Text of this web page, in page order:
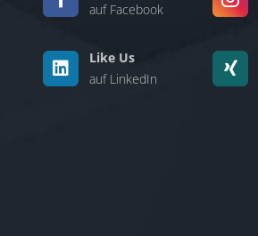
auf Facebook
Like Us
auf LinkedIn